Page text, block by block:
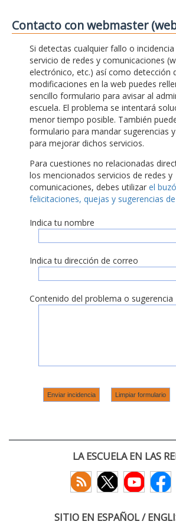
Contacto con webmaster
Si detectas cualquier fallo o
servicio de redes y comunicaciones
electrónico, etc.) así como detección
modificaciones en la web puedes
sencillo formulario para avisar al
escuela. El problema se intentará
menor tiempo posible. También
formulario para mandar sugerencias
para mejorar dichos servicios.
Para cuestiones no relacionadas
los mencionados servicios de redes y
comunicaciones, debes utilizar el
felicitaciones, quejas y sugerencias de
Indica tu nombre
Indica tu dirección de correo
Contenido del problema o sugerencia
LA ESCUELA EN LAS
SITIO EN ESPAÑOL /